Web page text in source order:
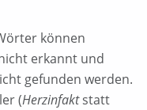
können
erkannt und
gefunden werden.
(Herzinfaktstatt